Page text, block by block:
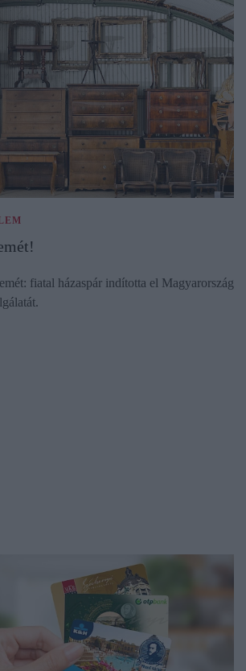
fiatal házaspár indította el Magyarország